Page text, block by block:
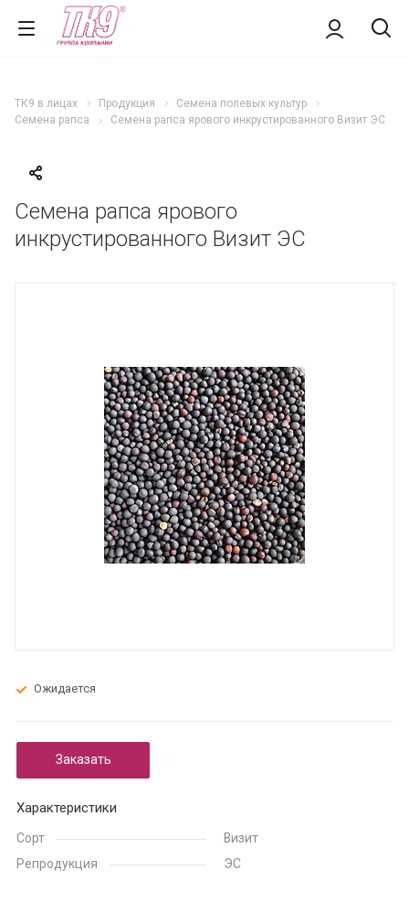
ТК9 в лицах Продукция
Семена полевых культур
Семена рапса
Семена рапса ярового инкрустированного Визит ЭС
Семена рапса ярового
инкрустированного Визит ЭС
Ожидается
Заказать
Характеристики
Сорт
Визит
Репродукция
ЭС